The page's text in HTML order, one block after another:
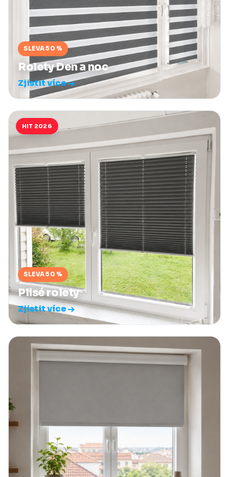
SLEVA 50 %
Rolety Den a noc
Zjistit více
HIT 2026
SLEVA 50 %
Plisé rolety
Zjistit více